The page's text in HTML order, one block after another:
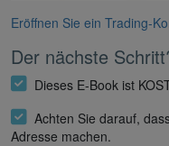
Eröffnen Sie ein Trading-
Der nächste
Dieses E-Book ist
Achten Sie darauf,
Adresse machen.